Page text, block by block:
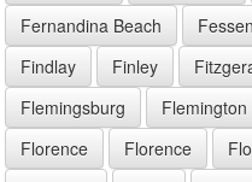
Fernandina Beach
Findlay
Finley
Flemingsburg
Flemington
Florence
Florence